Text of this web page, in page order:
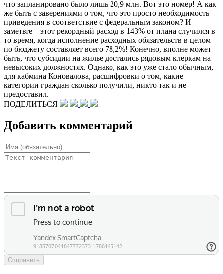
что запланировано было лишь 20,9 млн. Вот это номер! А как
же быть с заверениями о том, что это просто необходимость
приведения в соответствие с федеральным законом? И
заметьте – этот рекордный расход в 143% от плана случился в
то время, когда исполнение расходных обязательств в целом
по бюджету составляет всего 78,2%! Конечно, вполне может
быть, что субсидии на жилье достались рядовым клеркам на
невысоких должностях. Однако, как это уже стало обычным,
для кабмина Коновалова, расшифровки о том, какие
категории граждан сколько получили, никто так и не
предоставил.
ПОДЕЛИТЬСЯ
Добавить комментарий
Отправить